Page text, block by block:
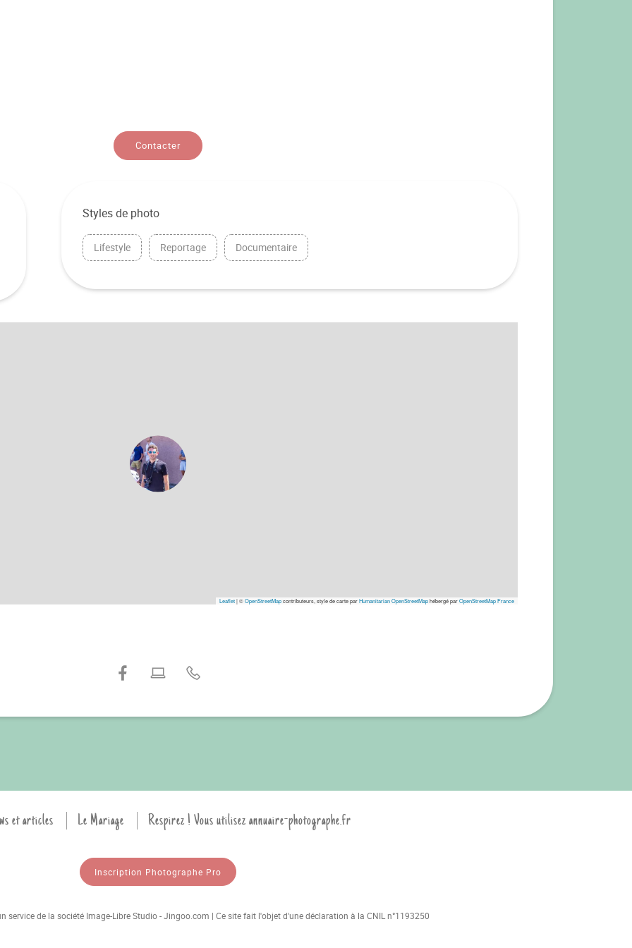
Contacter
Styles de photo
Lifestyle Reportage Documentaire
Leaflet|©OpenStreetMapcontributeurs, style de carte parHumanitarian OpenStreetMaphébergé parOpenStreetMap France
et articles Le Mariage Respirez ! Vous utilisez annuaire-photographe.fr
Inscription Photographe Pro
service de la société Image-Libre Studio - Jingoo.com | Ce site fait l'objet d'une déclaration à la CNIL n°1193250